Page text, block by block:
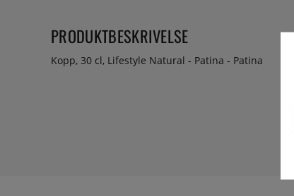
PRODUKTBESKRIVELSE
Kopp, 30 cl, Lifestyle Natural - Patina - Patina